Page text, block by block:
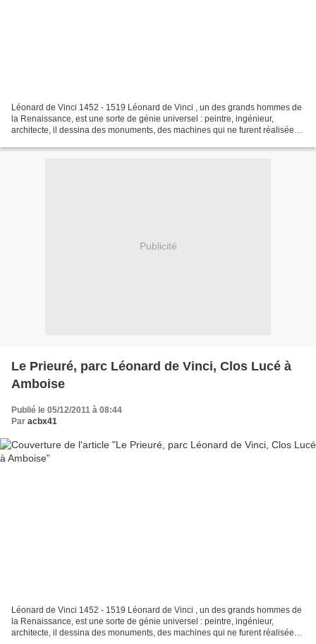
Léonard de Vinci 1452 - 1519 Léonard de Vinci , un des grands hommes de
la Renaissance, est une sorte de génie universel : peintre, ingénieur,
architecte, il dessina des monuments, des machines qui ne furent réalisées
Publicité
Le Prieuré, parc Léonard de Vinci, Clos Lucé à
Amboise
Publié le 05/12/2011 à 08:44
Par acbx41
Léonard de Vinci 1452 - 1519 Léonard de Vinci , un des grands hommes de
la Renaissance, est une sorte de génie universel : peintre, ingénieur,
architecte, il dessina des monuments, des machines qui ne furent réalisées